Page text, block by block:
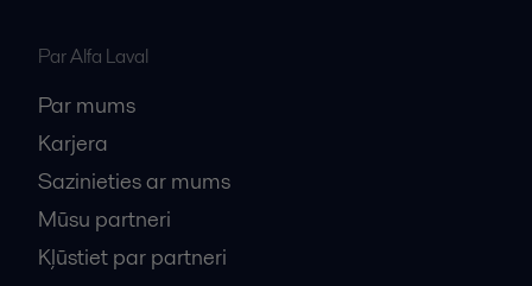
Par Alfa Laval
Par mums
Karjera
Sazinieties ar mums
Mūsu partneri
Kļūstiet par partneri